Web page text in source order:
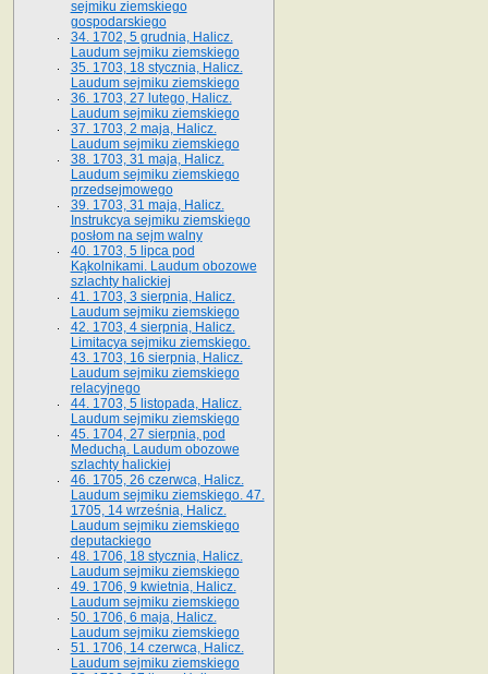
sejmiku ziemskiego
gospodarskiego
34. 1702, 5 grudnia, Halicz.
Laudum sejmiku ziemskiego
35. 1703, 18 stycznia, Halicz.
Laudum sejmiku ziemskiego
36. 1703, 27 lutego, Halicz.
Laudum sejmiku ziemskiego
37. 1703, 2 maja, Halicz.
Laudum sejmiku ziemskiego
38. 1703, 31 maja, Halicz.
Laudum sejmiku ziemskiego
przedsejmowego
39. 1703, 31 maja, Halicz.
Instrukcya sejmiku ziemskiego
posłom na sejm walny
40. 1703, 5 lipca pod
Kąkolnikami. Laudum obozowe
szlachty halickiej
41­. 1703, 3 sierpnia, Halicz.
Laudum sejmiku ziemskiego
42. 1703, 4 sierpnia, Halicz.
Limitacya sejmiku ziemskiego.
43. 1703, 16 sierpnia, Halicz.
Laudum sejmiku ziemskiego
relacyjnego
44. 1703, 5 listopada, Halicz.
Laudum sejmiku ziemskiego
45. 1704, 27 sierpnia, pod
Meduchą. Laudum obozowe
szlachty halickiej
46. 1705, 26 czerwca, Halicz.
Laudum sejmiku ziemskiego. 47.
1705, 14 września, Halicz.
Laudum sejmiku ziemskiego
deputackiego
48. 1706, 18 stycznia, Halicz.
Laudum sejmiku ziemskiego
49. 1706, 9 kwietnia, Halicz.
Laudum sejmiku ziemskiego
50. 1706, 6 maja, Halicz.
Laudum sejmiku ziemskiego
51. 1706, 14 czerwca, Halicz.
Laudum sejmiku ziemskiego